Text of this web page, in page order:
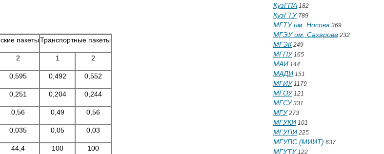
пакетыТранспортные пакеты
2 1 2
0,595 0,492 0,552
0,251 0,204 0,244
0,56 0,49 0,56
0,035 0,05 0,03
44,4 100 100
КузГПА 182
КузГТУ789
МГТУ им. Носова 369
МГЭУ им. Сахарова 232
МГЭК 249
МГПУ165
МАИ 144
МАДИ 151
МГИУ1179
МГОУ121
МГСУ331
МГУ273
МГУКИ 101
МГУПИ 225
МГУПС (МИИТ) 637
МГУТУ122